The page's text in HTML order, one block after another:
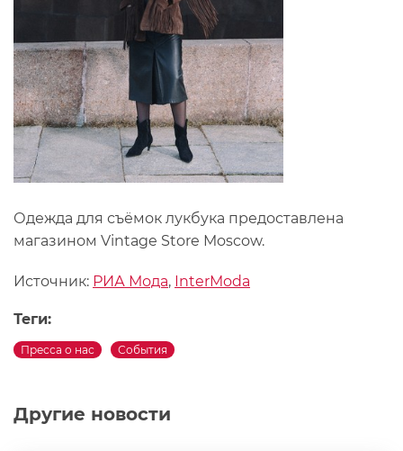
Другие новости
Одежда для съёмок лукбука предоставлена
магазином Vintage Store Moscow.
Источник: РИА Мода, InterModa
Теги:
Пресса о нас События